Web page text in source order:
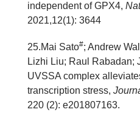
independent of GPX4,
2021,12(1): 3644
25.Mai Sato#; Andrew
Lizhi Liu; Raul Rabadan;
UVSSA complex
transcription stress,
220 (2): e201807163.